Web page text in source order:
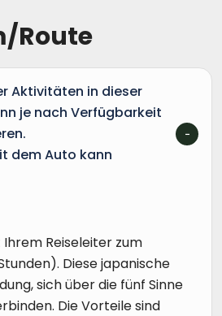
Route
Aktivitäten in dieser
je nach Verfügbarkeit
dem Auto kann
Reiseleiter zum
Diese japanische
sich über die fünf Sinne
Die Vorteile sind